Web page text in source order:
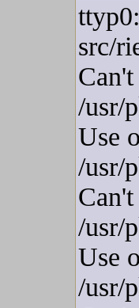
src/
/usr/
Use
/usr/
/usr/
Use
/usr/